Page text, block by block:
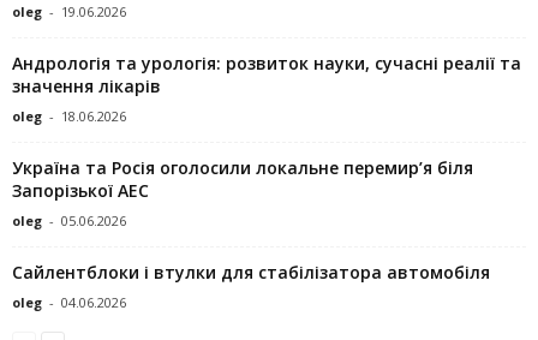
oleg - 19.06.2026
Андрологія та урологія: розвиток науки, сучасні реалії та
значення лікарів
oleg - 18.06.2026
Україна та Росія оголосили локальне перемир’я біля
Запорізької АЕС
oleg - 05.06.2026
Сайлентблоки і втулки для стабілізатора автомобіля
oleg - 04.06.2026